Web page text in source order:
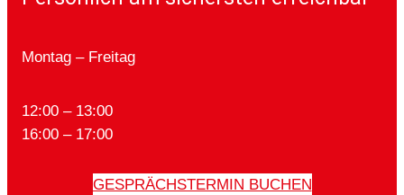
Montag – Freitag
12:00 – 13:00
16:00 – 17:00
GESPRÄCHSTERMIN BUCHEN